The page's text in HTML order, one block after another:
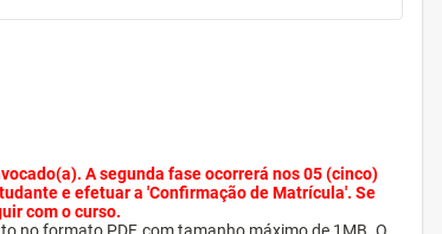
A segunda fase ocorrerá nos 05 (cinco)
e efetuar a 'Confirmação de Matrícula'. Se
com o curso.